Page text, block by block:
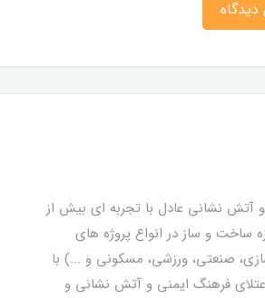
دیدگاه
آتش نشانی عادل با تجربه ای بیش از
ساخت و ساز در انواع پروژه های
صنعتی، ورزشی، مسکونی و ...) با
فرهنگ ایمنی و آتش نشانی و